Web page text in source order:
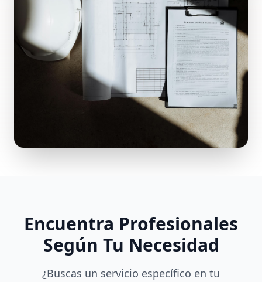
Encuentra Profesionales
Según Tu Necesidad
¿Buscas un servicio específico en tu